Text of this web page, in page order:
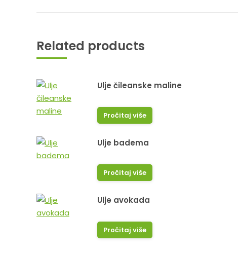
Related products
Ulje čileanske maline
Pročitaj više
Ulje badema
Pročitaj više
Ulje avokada
Pročitaj više